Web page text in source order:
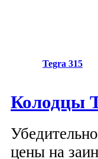
Tegra 315
Колодцы
цены на